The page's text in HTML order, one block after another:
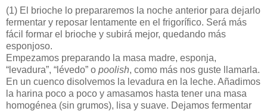
(1) El brioche lo prepararemos la noche anterior para dejarlo
fermentar y reposar lentamente en el frigorífico. Será más
fácil formar el brioche y subirá mejor, quedando más
esponjoso.
Empezamos preparando la masa madre, esponja,
“levadura”, “lévedo” o poolish, como más nos guste llamarla.
En un cuenco disolvemos la levadura en la leche. Añadimos
la harina poco a poco y amasamos hasta tener una masa
homogénea (sin grumos), lisa y suave. Dejamos fermentar